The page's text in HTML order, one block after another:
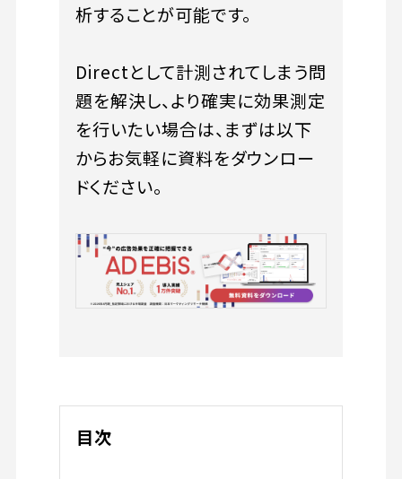
析することが可能です。
Directとして計測されてしまう問
題を解決し、より確実に効果測定
を行いたい場合は、まずは以下
からお気軽に資料をダウンロー
ドください。
目次